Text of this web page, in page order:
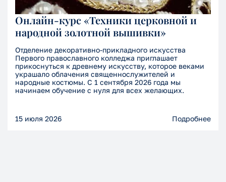
Онлайн-курс «Техники церковной и
народной золотной вышивки»
Отделение декоративно-прикладного искусства
Первого православного колледжа приглашает
прикоснуться к древнему искусству, которое веками
украшало облачения священнослужителей и
народные костюмы. С 1 сентября 2026 года мы
начинаем обучение с нуля для всех желающих.
15 июля 2026 Подробнее